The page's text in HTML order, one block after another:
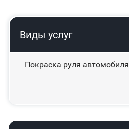
Виды услуг
Покраска руля автомобиля